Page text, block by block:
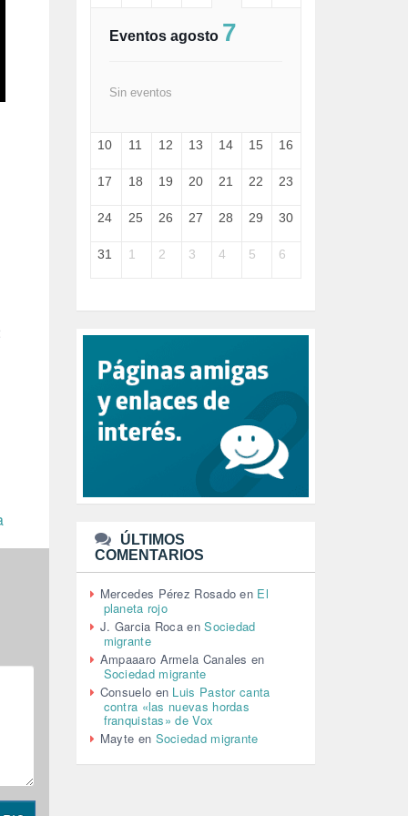
FELICIDAD (1)
FRANCISCO (5)
HUGO ZÁRATE (30)
I A (2)
INDEPENDENCIA (15)
INTELIGENCIA ARTIFICIAL (1)
JANE GOODDALL (1)
JAZZ (1)
JÓVENES (28)
JUSTICIA (13)
LEÓN XIV (5)
LGTBI (1)
MEMORIA HISTÓRICA (232)
MONARQUÍA (26)
NATURALEZA (1)
PALESTINA (8)
PARTICIPACIÓN CIUDADANA (392)
PAZ (2)
PENSIONES (12)
PEPE MUJICA (2)
PESCADORES (1)
POBREZA (2)
Eventos agosto 7
Sin eventos
10 11 12 13 14 15 16
17 18 19 20 21 22 23
24 25 26 27 28 29 30
31 1 2 3 4 5 6
ÚLTIMOS
COMENTARIOS
Mercedes Pérez Rosado en El
planeta rojo
J. Garcia Roca enSociedad
migrante
Ampaaaro Armela Canales en
Sociedad migrante
Consuelo en Luis Pastor canta
contra «las nuevas hordas
franquistas» de Vox
Mayte en Sociedad migrante